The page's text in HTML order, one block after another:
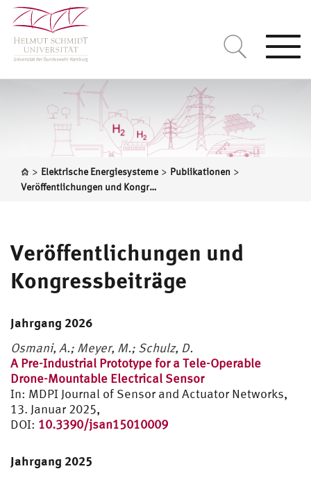
> Elektrische Energiesysteme > Publikationen >
Veröffentlichungen und Kongressbeiträge
Veröffentlichungen und
Kongressbeiträge
Jahrgang 2026
Osmani, A.; Meyer, M.; Schulz, D.
A Pre-Industrial Prototype for a Tele-Operable
Drone-Mountable Electrical Sensor
In: MDPI Journal of Sensor and Actuator Networks,
13. Januar 2025,
DOI: 10.3390/jsan15010009
Jahrgang 2025